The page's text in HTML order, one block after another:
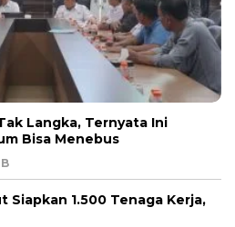
Langka, Ternyata Ini
Bisa Menebus
Siapkan 1.500 Tenaga Kerja,